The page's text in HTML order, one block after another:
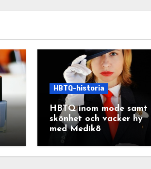
HBTQ-historia
HBTQ inom mode samt
skönhet och vacker hy
med Medik8